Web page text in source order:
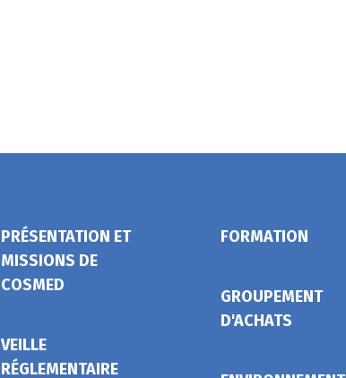
PRÉSENTATION ET
MISSIONS DE
COSMED
VEILLE
RÉGLEMENTAIRE
FORMATION
GROUPEMENT
D'ACHATS